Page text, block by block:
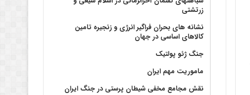
زرتشتی
نشانه های بحران فراگیر انرژی و زنجیره تامین
کالاهای اساسی در جهان
جنگ ژئو پولتیک
ماموریت مهم ایران
نقش مجامع مخفی شیطان پرستی در جنگ ایران